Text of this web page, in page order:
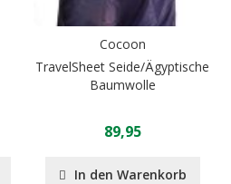
Cocoon
TravelSheet Seide/Ägyptische
Baumwolle
89,95
In den Warenkorb